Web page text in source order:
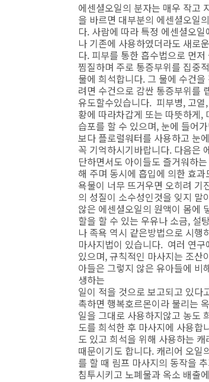
에센셜오일의 분자는 매우 작고
을 바르면 대부분의 에센셜오일
다. 사람에 따라 특정 에센셜오
나 기존에 사용하였더라도 새로
다. 피부를 통한 흡수법으로 먼
찜질하며 주로 통증부위를 집중
물에 희석합니다. 그 물에 수건
려면 수건으로 감싼 통증부위를
유도할수있습니다. 피부병, 고
황에 따라차갑게 또는 따뜻하게,
습포를 할 수 있으며, 눈에 들어
보다 플로럴워터를 사용하고 눈
꼭 기억하시기바랍니다. 다음은
단하면서도 아이들도 즐거워하
해 주며 동시에 흡입에 의한 효
욕물이 너무 뜨거우면 오히려 기
의 성질이 소수성인것을 잊지 말
않은 에센셜오일의 원액이 몸에
할을 할 수 있는 우유나 소금, 설
나 족욕 역시 같은방법으로 시
마사지법이 있습니다. 여러 연
있으며, 규칙적인 마사지는 조
아들은 그렇지 않은 유아들에 비
생하는
일이 적을 것으로 보고되고 있다
촉하면 행복호르몬이라 불리는
일을 그대로 사용하지않고 농도
도를 희석한 후 마사지에 사용
도 있고 희석을 위해 사용하는
때문이기도 합니다. 캐리어 오
를 할 때 림프 마사지의 동작을
침투시키고 노폐물과 옥소 배출